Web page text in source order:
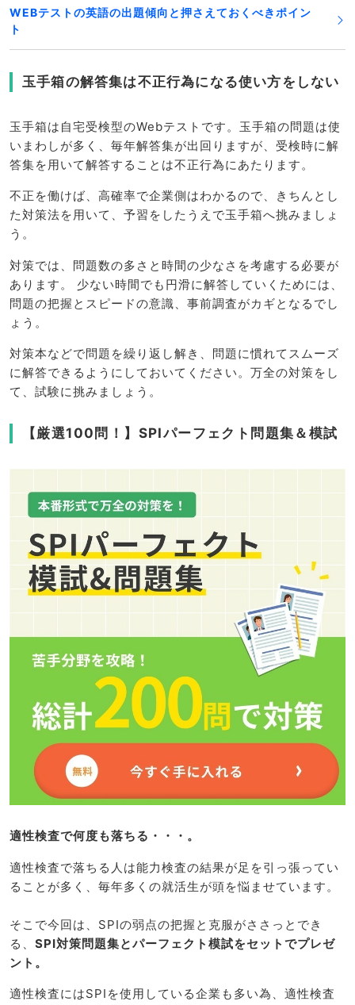
WEBテストの英語の出題傾向と押さえておくべきポイン
ト
玉手箱の解答集は不正行為になる使い方をしない
玉手箱は自宅受検型のWebテストです。玉手箱の問題は使
いまわしが多く、毎年解答集が出回りますが、受検時に解
答集を用いて解答することは不正行為にあたります。
不正を働けば、高確率で企業側はわかるので、きちんとし
た対策法を用いて、予習をしたうえで玉手箱へ挑みましょ
う。
対策では、問題数の多さと時間の少なさを考慮する必要が
あります。 少ない時間でも円滑に解答していくためには、
問題の把握とスピードの意識、事前調査がカギとなるでし
ょう。
対策本などで問題を繰り返し解き、問題に慣れてスムーズ
に解答できるようにしておいてください。万全の対策をし
て、試験に挑みましょう。
【厳選100問！】SPIパーフェクト問題集＆模試
適性検査で何度も落ちる・・・。
適性検査で落ちる人は能力検査の結果が足を引っ張ってい
ることが多く、毎年多くの就活生が頭を悩ませています。
そこで今回は、SPIの弱点の把握と克服がささっとでき
る、 SPI対策問題集とパーフェクト模試をセットでプレゼ
ント。
適性検査にはSPIを使用している企業も多い為、適性検査